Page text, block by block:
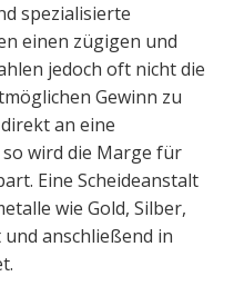
spezialisierte
einen zügigen und
jedoch oft nicht die
Gewinn zu
an eine
wird die Marge für
Eine Scheideanstalt
wie Gold, Silber,
anschließend in